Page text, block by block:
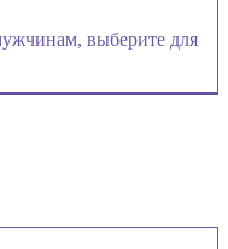
выберите для